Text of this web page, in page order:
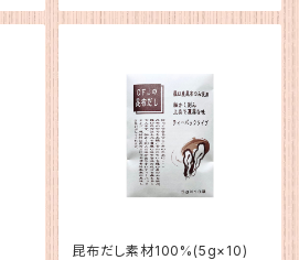
昆布だし素材100%(5g×10)